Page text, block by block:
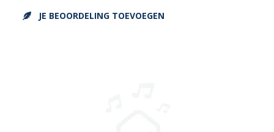
JE BEOORDELING TOEVOEGEN